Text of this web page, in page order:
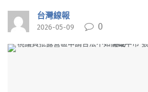
台灣線報
2026-05-09 0